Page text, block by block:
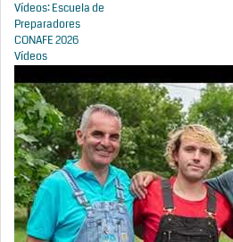
Vídeos: Escuela de
Preparadores
CONAFE 2026
Vídeos